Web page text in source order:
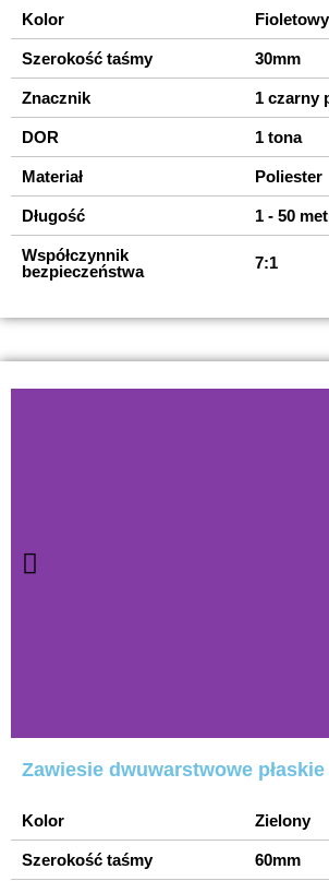
Kolor Fioletowy
Szerokość taśmy 30mm
Znacznik 1 czarny
DOR 1 tona
Materiał Poliester
Długość 1 - 50
Współczynnik
bezpieczeństwa
7:1
Zawiesie dwuwarstwowe płaskie
Kolor Zielony
Szerokość taśmy 60mm